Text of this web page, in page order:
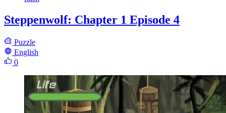
Steppenwolf: Chapter 1 Episode 4
Puzzle
English
0